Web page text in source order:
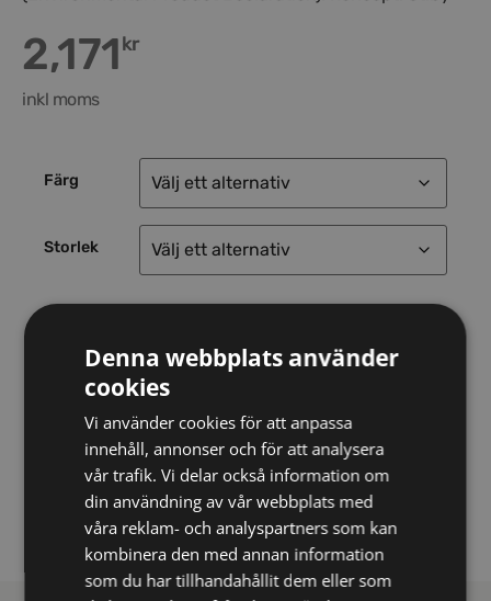
2,171kr
inkl moms
Färg
Storlek
Tips! Se vår varselguide
för regler och klasser
storleksguide
Lägg till i varukorg
Denna webbplats använder
cookies
Vi använder cookies för att anpassa
innehåll, annonser och för att analysera
vår trafik. Vi delar också information om
din användning av vår webbplats med
våra reklam- och analyspartners som kan
kombinera den med annan information
som du har tillhandahållit dem eller som